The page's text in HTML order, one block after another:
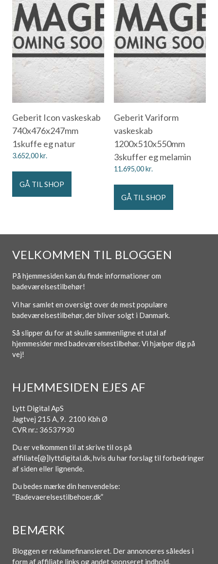
Geberit Icon vaskeskab
740x476x247mm
1skuffe eg natur
3.652,00kr.
GÅ TIL SHOP
Geberit Variform
vaskeskab
1200x510x550mm
3skuffer eg melamin
11.695,00kr.
GÅ TIL SHOP
VELKOMMEN TIL BLOGGEN
På hjemmesiden kan du finde informationer om
badeværelsestilbehør!
Vi har samlet en oversigt over de mest populære
badeværelsestilbehør, der bliver solgt i Danmark.
Så slipper du for at skulle sammenligne et utal af
hjemmesider med badeværelsestilbehør. Vi hjælper dig på
vej!
HJEMMESIDEN EJES AF
Lytt Digital ApS
Jagtvej 215 A, 9. 2100 Kbh Ø
CVR nr.: 36537930
Du er velkommen til at skrive til os på
affiliate[@]lyttdigital.dk, hvis du har forslag til forbedringer
af siden eller lignende.
Du bedes mærke din henvendelse:
“Badevaerelsestilbehoer.dk”
BEMÆRK
Bloggen er reklamefinansieret. Der annonceres således i
form af affiliate links og andet sponseret indhold.